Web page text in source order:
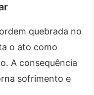
quebrada no
o ato como
A consequência
sofrimento e